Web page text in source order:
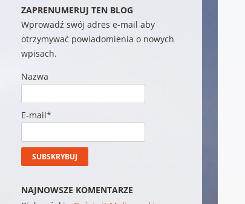
ZAPRENUMERUJ TEN BLOG
Wprowadź swój adres e-mail aby
otrzymywać powiadomienia o nowych
wpisach.
Nazwa
E-mail*
NAJNOWSZE KOMENTARZE